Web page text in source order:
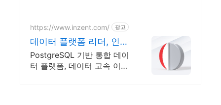
https://www.inzent.com/ 광고
데이터 플랫폼 리더, 인젠
트 필수 기능 통합 제공
PostgreSQL 기반 통합 데이
터 플랫폼, 데이터 고속 이행